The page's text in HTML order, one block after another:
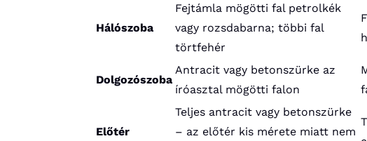
Hálószoba
Fejtámla mögötti fal petrolkék
vagy rozsdabarna; többi fal
törtfehér
Dolgozószoba
Antracit vagy betonszürke az
íróasztal mögötti falon
Előtér
Teljes antracit vagy betonszürke
– az előtér kis mérete miatt nem